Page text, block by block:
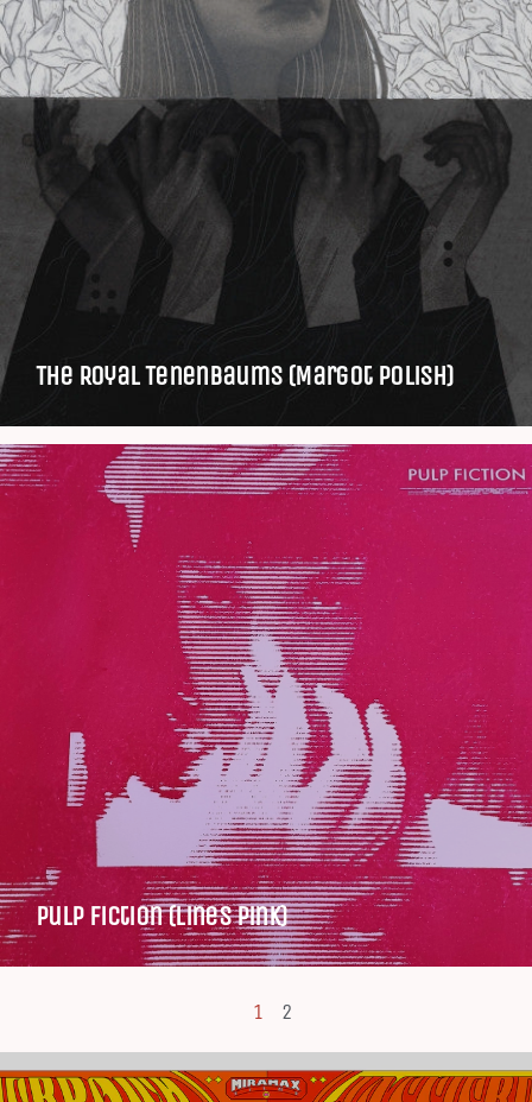
The Royal Tenenbaums (Margot Polish)
Pulp Fiction (Lines Pink)
1 2